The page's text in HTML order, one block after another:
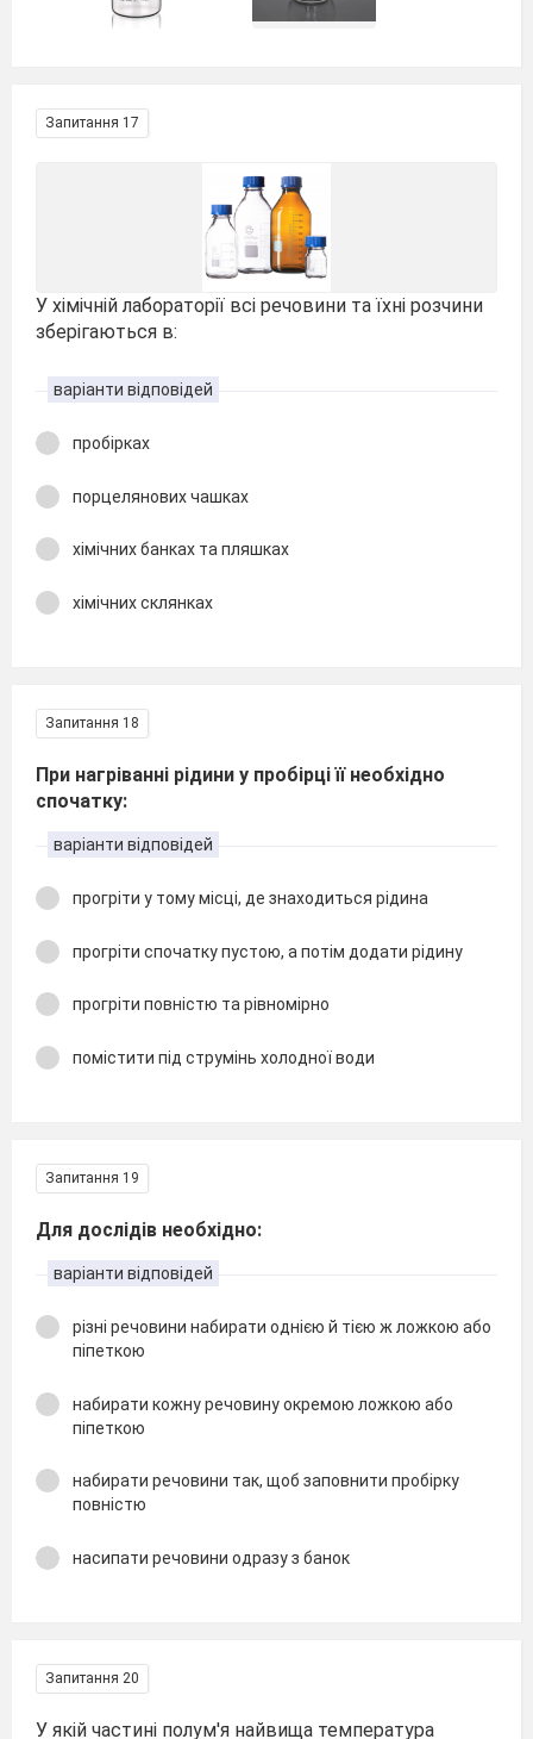
Запитання 17
У хімічній лабораторії всі речовини та їхні розчини
зберігаються в:
варіанти відповідей
пробірках
порцелянових чашках
хімічних банках та пляшках
хімічних склянках
Запитання 18
При нагріванні рідини у пробірці її необхідно
спочатку:
варіанти відповідей
прогріти у тому місці, де знаходиться рідина
прогріти спочатку пустою, а потім додати рідину
прогріти повністю та рівномірно
помістити під струмінь холодної води
Запитання 19
Для дослідів необхідно:
варіанти відповідей
різні речовини набирати однією й тією ж ложкою або
піпеткою
набирати кожну речовину окремою ложкою або
піпеткою
набирати речовини так, щоб заповнити пробірку
повністю
насипати речовини одразу з банок
Запитання 20
У якій частині полум'я найвища температура